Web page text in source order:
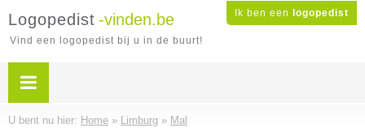
Ik ben een logopedist
Logopedist -vinden.be
Vind een logopedist bij u in de buurt!
U bent nu hier: Home » Limburg » Mal